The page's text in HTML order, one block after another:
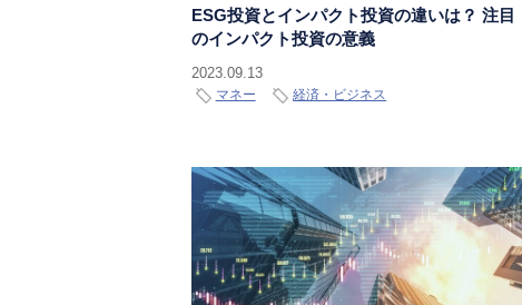
ESG投資とインパクト投資の違いは？ 注目
のインパクト投資の意義
2023.09.13
マネー 経済・ビジネス